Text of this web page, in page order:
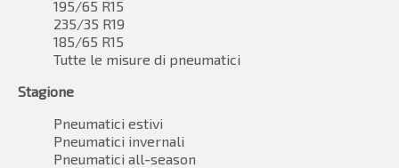
195/65 R15
235/35 R19
185/65 R15
Tutte le misure di pneumatici
Stagione
Pneumatici estivi
Pneumatici invernali
Pneumatici all-season